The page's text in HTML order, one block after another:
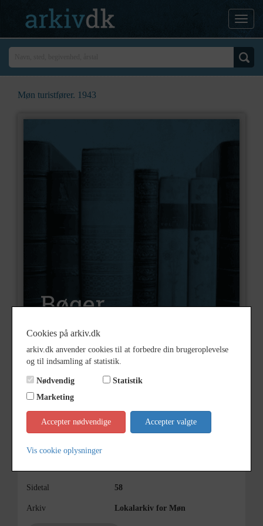
Møn turistfører. 1943
Nummer S116
Type Bøger
Forfatter(e) V. og G. Bjerge Hansen
Årstal
Sidetal 58
Arkiv Lokalarkiv for Møn
Cookies på arkiv.dk
arkiv.dk anvender cookies til at forbedre din brugeroplevelse
og til indsamling af statistik.
Nødvendig
Statistik
Marketing
Accepter nødvendige Accepter valgte
Vis cookie oplysninger